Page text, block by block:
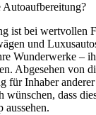
Autoaufbereitung?
ist bei wertvollen
und
Wunderwerke –
Abgesehen von
für Inhaber
wünschen, dass
aussehen.